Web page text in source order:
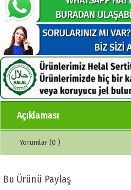
Açıklaması
Yorumlar (0 )
Bu Ürünü Paylaş